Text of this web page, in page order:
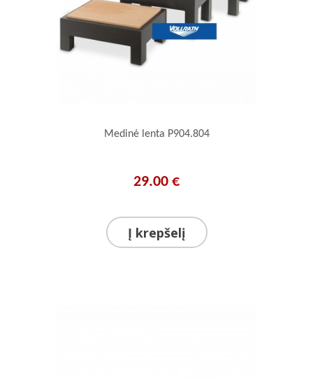
Medinė lenta P904.804
29.00 €
Į krepšelį